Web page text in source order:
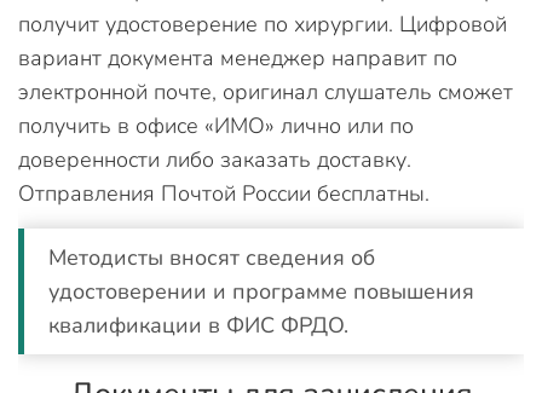
получит удостоверение по хирургии. Цифровой
вариант документа менеджер направит по
электронной почте, оригинал слушатель сможет
получить в офисе «ИМО» лично или по
доверенности либо заказать доставку.
Отправления Почтой России бесплатны.
Методисты вносят сведения об
удостоверении и программе повышения
квалификации в ФИС ФРДО.